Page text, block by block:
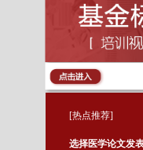
[热点推荐]